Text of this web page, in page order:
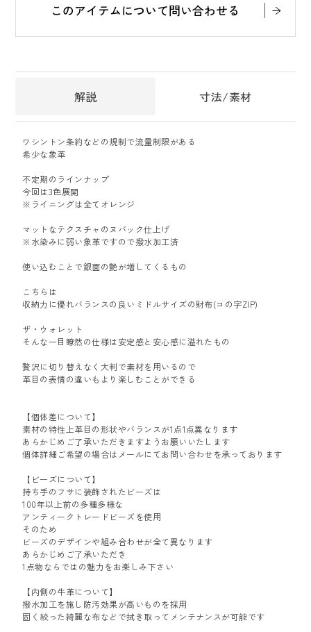
このアイテムについて問い合わせる
解説 寸法/素材
ワシントン条約などの規制で流量制限がある
希少な象革
不定期のラインナップ
今回は3色展開
※ライニングは全てオレンジ
マットなテクスチャのヌバック仕上げ
※水染みに弱い象革ですので撥水加工済
使い込むことで銀面の艶が増してくるもの
こちらは
収納力に優れバランスの良いミドルサイズの財布(コの字ZIP)
ザ・ウォレット
そんな一目瞭然の仕様は安定感と安心感に溢れたもの
贅沢に切り替えなく大判で素材を用いるので
革目の表情の違いもより楽しむことができる
【個体差について】
素材の特性上革目の形状やバランスが1点1点異なります
あらかじめご了承いただきますようお願いいたします
個体詳細ご希望の場合はメールにてお問い合わせを承っております
【ビーズについて】
持ち手のフサに装飾されたビーズは
100年以上前の多種多様な
アンティークトレードビーズを使用
そのため
ビーズのデザインや組み合わせが全て異なります
あらかじめご了承いただき
1点物ならではの魅力をお楽しみ下さい
【内側の牛革について】
撥水加工を施し防汚効果が高いものを採用
固く絞った綺麗な布などで拭き取ってメンテナンスが可能です